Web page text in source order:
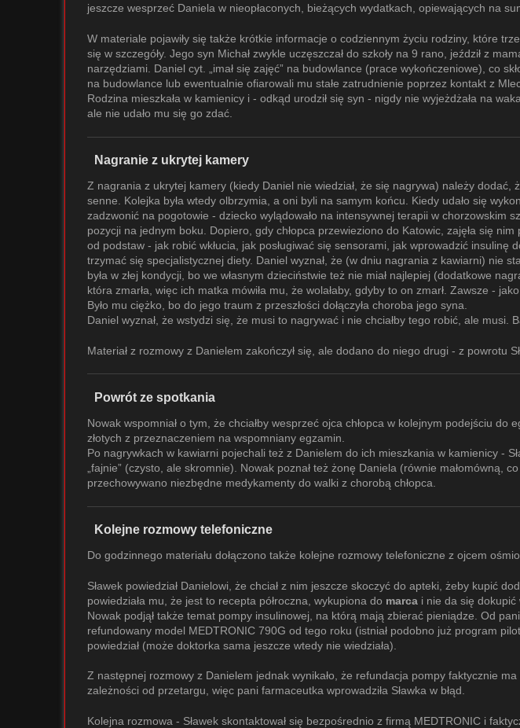
jeszcze wesprzeć Daniela w nieopłaconych, bieżących wydatkach, opiewających na
W materiale pojawiły się także krótkie informacje o codziennym życiu rodziny, które
się w szczegóły. Jego syn Michał zwykle uczęszczał do szkoły na 9 rano, jeździł z
narzędziami. Daniel cyt. „imał się zajęć” na budowlance (prace wykończeniowe), co
na budowlance lub ewentualnie ofiarowali mu stałe zatrudnienie poprzez kontakt z
Rodzina mieszkała w kamienicy i - odkąd urodził się syn - nigdy nie wyjeżdżała na
ale nie udało mu się go zdać.
Nagranie z ukrytej kamery
Z nagrania z ukrytej kamery (kiedy Daniel nie wiedział, że się nagrywa) należy dodać,
senne. Kolejka była wtedy olbrzymia, a oni byli na samym końcu. Kiedy udało się
zadzwonić na pogotowie - dziecko wylądowało na intensywnej terapii w chorzowskim
pozycji na jednym boku. Dopiero, gdy chłopca przewieziono do Katowic, zajęła się
od podstaw - jak robić wkłucia, jak posługiwać się sensorami, jak wprowadzić
trzymać się specjalistycznej diety. Daniel wyznał, że (w dniu nagrania z kawiarni) nie
była w złej kondycji, bo we własnym dzieciństwie też nie miał najlepiej (dodatkowe
która zmarła, więc ich matka mówiła mu, że wolałaby, gdyby to on zmarł. Zawsze -
Było mu ciężko, bo do jego traum z przeszłości dołączyła choroba jego syna.
Daniel wyznał, że wstydzi się, że musi to nagrywać i nie chciałby tego robić, ale musi.
Materiał z rozmowy z Danielem zakończył się, ale dodano do niego drugi - z powrotu
Powrót ze spotkania
Nowak wspomniał o tym, że chciałby wesprzeć ojca chłopca w kolejnym podejściu
złotych z przeznaczeniem na wspomniany egzamin.
Po nagrywkach w kawiarni pojechali też z Danielem do ich mieszkania w kamienicy -
„fajnie” (czysto, ale skromnie). Nowak poznał też żonę Daniela (równie małomówną,
przechowywano niezbędne medykamenty do walki z chorobą chłopca.
Kolejne rozmowy telefoniczne
Do godzinnego materiału dołączono także kolejne rozmowy telefoniczne z ojcem
Sławek powiedział Danielowi, że chciał z nim jeszcze skoczyć do apteki, żeby kupić
powiedziała mu, że jest to recepta półroczna, wykupiona do marca i nie da się
Nowak podjął także temat pompy insulinowej, na którą mają zbierać pieniądze. Od
refundowany model MEDTRONIC 790G od tego roku (istniał podobno już program
powiedział (może doktorka sama jeszcze wtedy nie wiedziała).
Z następnej rozmowy z Danielem jednak wynikało, że refundacja pompy faktycznie
zależności od przetargu, więc pani farmaceutka wprowadziła Sławka w błąd.
Kolejna rozmowa - Sławek skontaktował się bezpośrednio z firmą MEDTRONIC i